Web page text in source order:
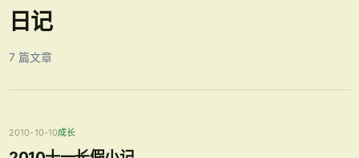
日记
7 篇文章
2010-10-10成长